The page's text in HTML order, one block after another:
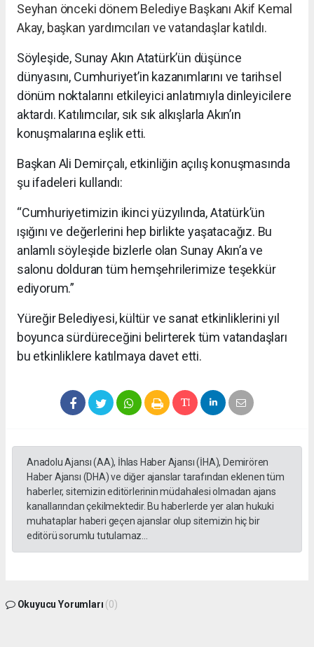
Seyhan önceki dönem Belediye Başkanı Akif Kemal
Akay, başkan yardımcıları ve vatandaşlar katıldı.
Söyleşide, Sunay Akın Atatürk’ün düşünce
dünyasını, Cumhuriyet’in kazanımlarını ve tarihsel
dönüm noktalarını etkileyici anlatımıyla dinleyicilere
aktardı. Katılımcılar, sık sık alkışlarla Akın’ın
konuşmalarına eşlik etti.
Başkan Ali Demirçalı, etkinliğin açılış konuşmasında
şu ifadeleri kullandı:
“Cumhuriyetimizin ikinci yüzyılında, Atatürk’ün
ışığını ve değerlerini hep birlikte yaşatacağız. Bu
anlamlı söyleşide bizlerle olan Sunay Akın’a ve
salonu dolduran tüm hemşehrilerimize teşekkür
ediyorum.”
Yüreğir Belediyesi, kültür ve sanat etkinliklerini yıl
boyunca sürdüreceğini belirterek tüm vatandaşları
bu etkinliklere katılmaya davet etti.
Anadolu Ajansı (AA), İhlas Haber Ajansı (İHA), Demirören
Haber Ajansı (DHA) ve diğer ajanslar tarafından eklenen tüm
haberler, sitemizin editörlerinin müdahalesi olmadan ajans
kanallarından çekilmektedir. Bu haberlerde yer alan hukuki
muhataplar haberi geçen ajanslar olup sitemizin hiç bir
editörü sorumlu tutulamaz...
Okuyucu Yorumları (0)